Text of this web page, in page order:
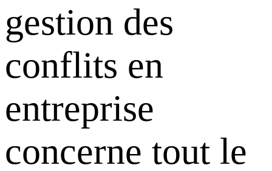
gestion des
conflits en
entreprise
concerne tout le